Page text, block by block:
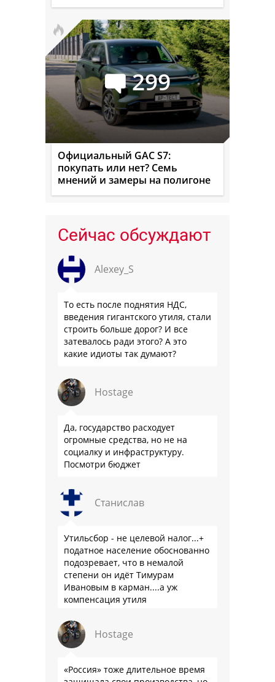
299
Официальный GAC S7:
покупать или нет? Семь
мнений и замеры на полигоне
Сейчас обсуждают
Alexey_S
То есть после поднятия НДС,
введения гигантского утиля, стали
строить больше дорог? И все
затевалось ради этого? А это
какие идиоты так думают?
Hostage
Да, государство расходует
огромные средства, но не на
социалку и инфраструктуру.
Посмотри бюджет
Станислав
Утильсбор - не целевой налог...+
податное население обоснованно
подозревает, что в немалой
степени он идёт Тимурам
Ивановым в карман....а уж
компенсация утиля
что прям эталон коррупции
Hostage
«Россия» тоже длительное время